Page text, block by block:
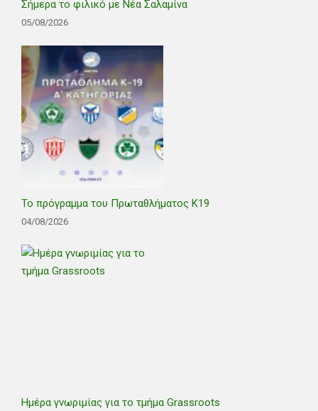
Σήμερα το φιλικό με Νέα Σαλαμίνα
05/08/2026
Το πρόγραμμα του Πρωταθλήματος Κ19
04/08/2026
Ημέρα γνωριμίας για το τμήμα Grassroots